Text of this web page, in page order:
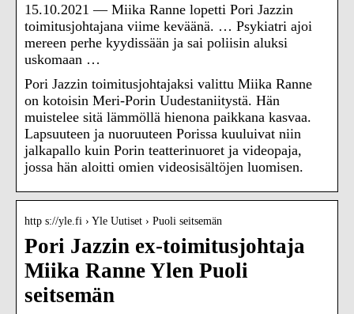
15.10.2021 — Miika Ranne lopetti Pori Jazzin
toimitusjohtajana viime keväänä. … Psykiatri ajoi
mereen perhe kyydissään ja sai poliisin aluksi
uskomaan …
Pori Jazzin toimitusjohtajaksi valittu Miika Ranne
on kotoisin Meri-Porin Uudestaniitystä. Hän
muistelee sitä lämmöllä hienona paikkana kasvaa.
Lapsuuteen ja nuoruuteen Porissa kuuluivat niin
jalkapallo kuin Porin teatterinuoret ja videopaja,
jossa hän aloitti omien videosisältöjen luomisen.
http s://yle.fi › Yle Uutiset › Puoli seitsemän
Pori Jazzin ex-toimitusjohtaja
Miika Ranne Ylen Puoli
seitsemän